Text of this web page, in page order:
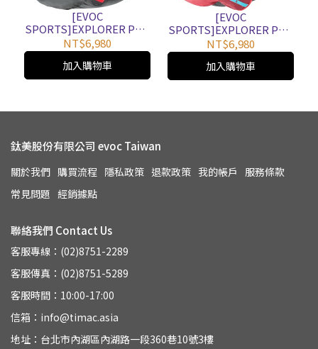
[EVOC
SPORTS]EXPLORER PRO
30L 高效散熱後背包
NT$6,980
加入購物車
[EVOC
SPORTS]EXPLORER PRO
26L 高效散熱後背包
NT$6,980
加入購物車
鈦美股份有限公司 evoc Taiwan
關於我們 購買流程 隱私政策 退款政策 我的帳戶
服務條款
常見問題 經銷據點
聯絡我們 Contact Us
客服專線：(02)8751-2289
客服傳真：(02)8751-5289
客服時間：10:00-17:00
信箱：info@timac.asia
地址：台北市內湖區內湖路一段360巷10號3樓